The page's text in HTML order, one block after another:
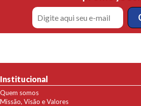
Institucional
Quem somos
Missão, Visão e Valores